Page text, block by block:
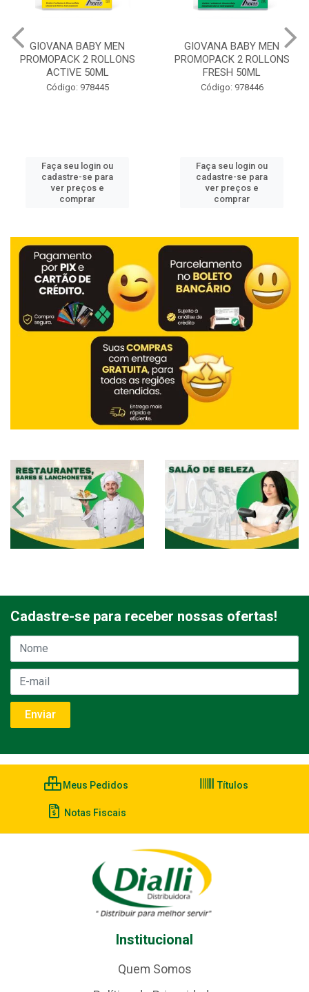
BABY MEN
2 ROLLONS
login ou
se para
GIOVANA BABY MEN
PROMOPACK 2 ROLLONS
Faça seu login ou
cadastre-se para
TUBES
ESTIKA
Cadastre-se para receber nossas ofertas!
Meus Pedidos Títulos
Notas Fiscais
Institucional
Quem Somos